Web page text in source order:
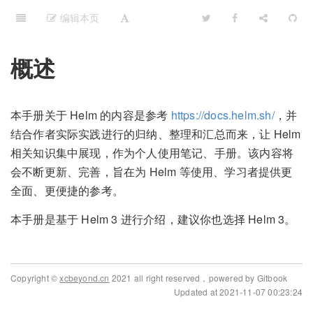
编辑本页
概述
本手册关于 Helm 的内容是参考 https://docs.helm.sh/，并
结合作者实际实践进行的归纳、整理和汇总而来，让 Helm
相关知识集中展现，作为个人使用笔记、手册。该内容将
会不断更新、完善，旨在为 Helm 等使用、学习者提供更
全面、更便捷的参考。
本手册是基于 Helm 3 进行介绍，建议你也选择 Helm 3。
Copyright ©xcbeyond.cn 2021 all right reserved，powered by Gitbook
Updated at 2021-11-07 00:23:24